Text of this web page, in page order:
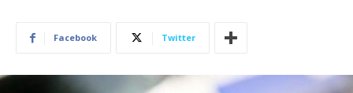
Facebook Twitter